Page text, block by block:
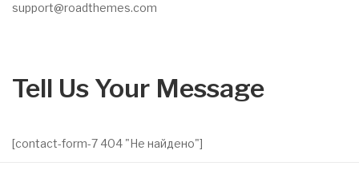
support@roadthemes.com
Tell Us Your Message
[contact-form-7 404 "Не найдено"]